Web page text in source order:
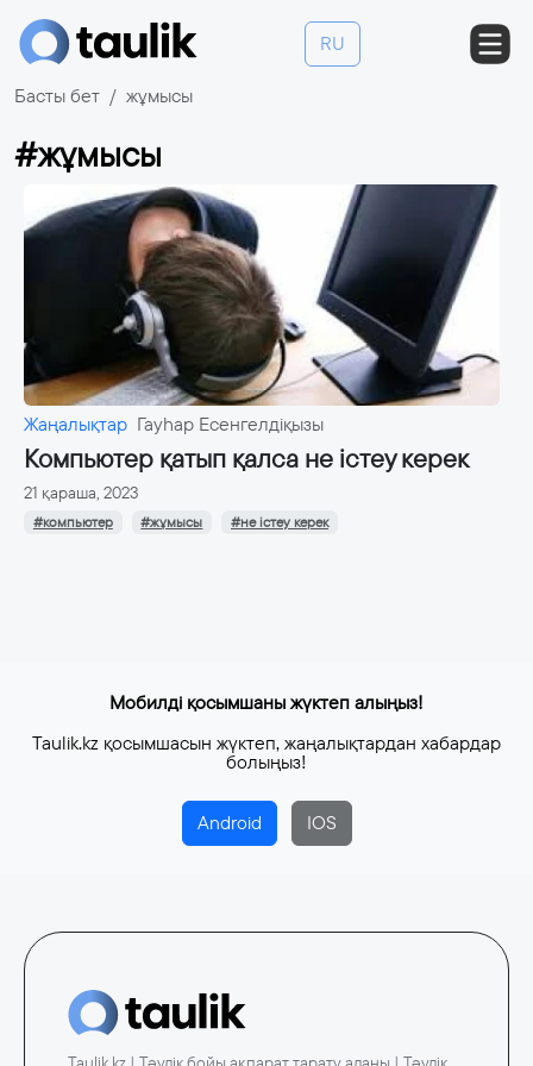
RU
Басты бет жұмысы
#жұмысы
Жаңалықтар Гауһар Есенгелдіқызы
Компьютер қатып қалса не істеу керек
21 қараша, 2023
#компьютер #жұмысы #не істеу керек
Мобилді қосымшаны жүктеп алыңыз!
Taulik.kz қосымшасын жүктеп, жаңалықтардан хабардар
болыңыз!
Android IOS